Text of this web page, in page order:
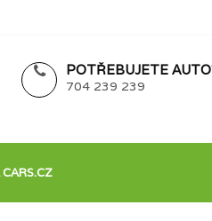
POTŘEBUJETE
704 239 239